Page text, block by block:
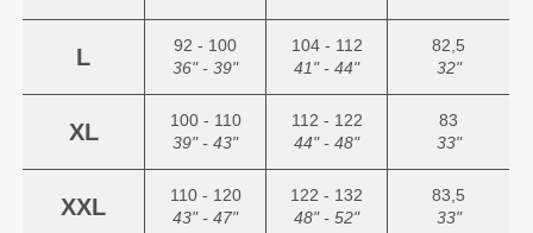
L
92 - 100
36" - 39"
104 - 112
41" - 44"
82,5
32"
XL
100 - 110
39" - 43"
112 - 122
44" - 48"
83
33"
XXL
110 - 120
43" - 47"
122 - 132
48" - 52"
83,5
33"